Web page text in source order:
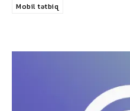
Mobil tətbiq